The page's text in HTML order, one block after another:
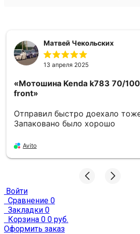
Матвей Чекольских
13 апреля 2025
«Мотошина Kenda k783 70/
front»
Отправил быстро доехало
Запаковано было хорошо
Avito
Войти
Сравнение 0
Закладки 0
Корзина 0 0 руб.
Оформить заказ